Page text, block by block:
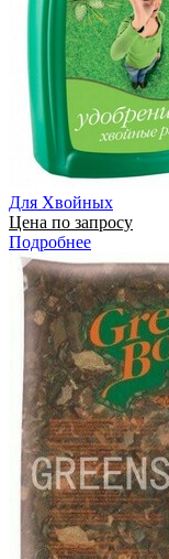
Для Хвойных
Цена по запросу
Подробнее